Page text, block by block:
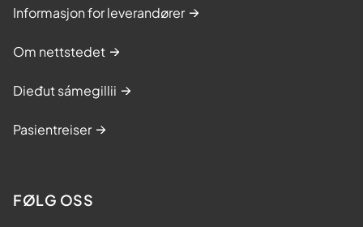
Informasjon for leverandører
Om nettstedet
Dieđut sámegillii
Pasientreiser
FØLG OSS